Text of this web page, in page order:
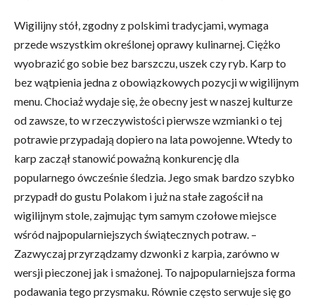
Wigilijny stół, zgodny z polskimi tradycjami, wymaga
przede wszystkim określonej oprawy kulinarnej. Ciężko
wyobrazić go sobie bez barszczu, uszek czy ryb. Karp to
bez wątpienia jedna z obowiązkowych pozycji w wigilijnym
menu. Chociaż wydaje się, że obecny jest w naszej kulturze
od zawsze, to w rzeczywistości pierwsze wzmianki o tej
potrawie przypadają dopiero na lata powojenne. Wtedy to
karp zaczął stanowić poważną konkurencję dla
popularnego ówcześnie śledzia. Jego smak bardzo szybko
przypadł do gustu Polakom i już na stałe zagościł na
wigilijnym stole, zajmując tym samym czołowe miejsce
wśród najpopularniejszych świątecznych potraw. –
Zazwyczaj przyrządzamy dzwonki z karpia, zarówno w
wersji pieczonej jak i smażonej. To najpopularniejsza forma
podawania tego przysmaku. Równie często serwuje się go